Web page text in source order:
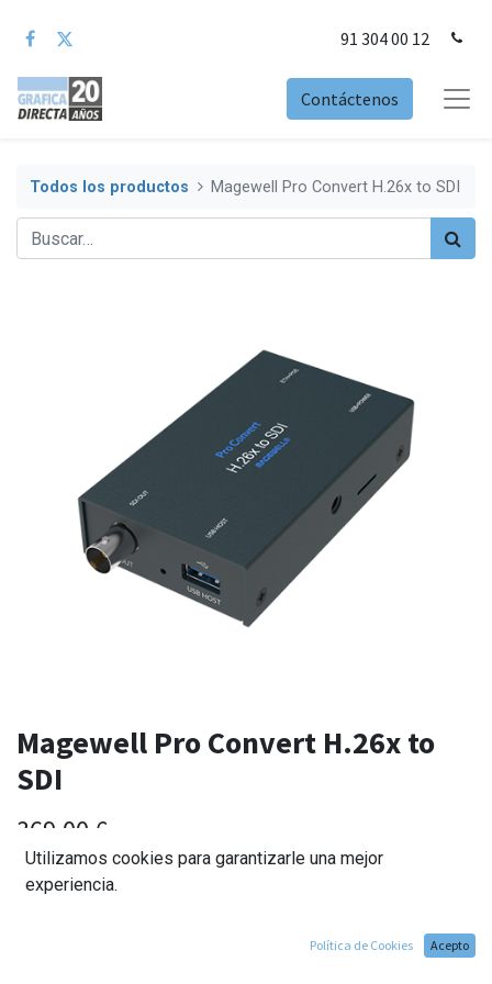
91 304 00 12
Contáctenos
Todos los productos Magewell Pro Convert H.26x to SDI
Magewell Pro Convert H.26x to
SDI
369,00 €
Utilizamos cookies para garantizarle una mejor
experiencia.
Política de Cookies Acepto